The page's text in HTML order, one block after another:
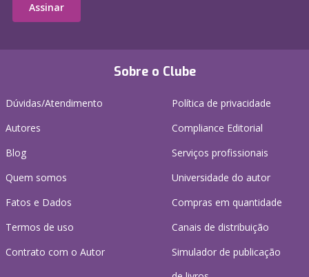
Sobre o Clube
Dúvidas/Atendimento
Autores
Blog
Quem somos
Fatos e Dados
Termos de uso
Contrato com o Autor
Política de privacidade
Compliance Editorial
Serviços profissionais
Universidade do autor
Compras em quantidade
Canais de distribuição
Simulador de publicação
Assinar